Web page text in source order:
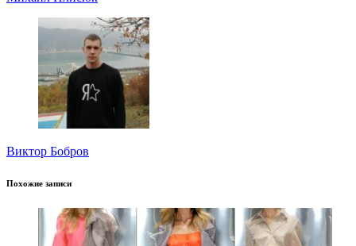
Виктор Бобров
Похожие записи